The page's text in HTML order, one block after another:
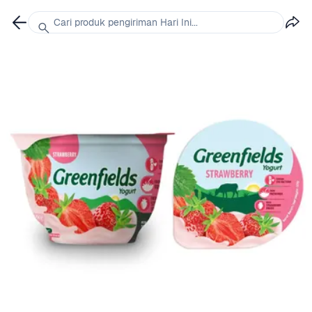
Cari produk pengiriman Hari Ini...